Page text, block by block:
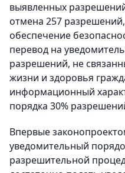
выявленных
отмена 257
обеспечение
перевод на
разрешений, не
жизни и здоровья
информационный
порядка 30%
Впервые
уведомительный
разрешительной